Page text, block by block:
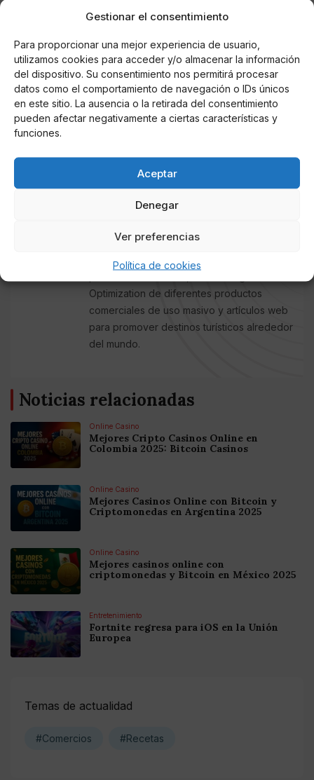
Gestionar el consentimiento
Para proporcionar una mejor experiencia de usuario,
utilizamos cookies para acceder y/o almacenar la información
del dispositivo. Su consentimiento nos permitirá procesar
datos como el comportamiento de navegación o IDs únicos
en este sitio. La ausencia o la retirada del consentimiento
pueden afectar negativamente a ciertas características y
funciones.
Aceptar
Denegar
Ver preferencias
Política de cookies
gordo embutido. En una
cacerolaalargada se pone
cortada. Se rehoga muy dulcemente, se añade un
poco decaldo de polloy se deja cocer, bien cerrada
la cazuela, durante cuarenta o cincuenta minutos.
Maribel Torres
Lic. en Comunicación Social, con
experiencia en medios impresos como
periódicos, revistas y publicaciones
también incluye la redacción de contenidos
web publicitarios para mejorar el
Optimization de diferentes productos
comerciales de uso masivo y artículos web
para promover destinos turísticos alrededor
del mundo.
Noticias relacionadas
Online Casino
Mejores Cripto Casinos Online en
Colombia 2025: Bitcoin Casinos
Online Casino
Mejores Casinos Online con Bitcoin y
Criptomonedas en Argentina 2025
Online Casino
Mejores casinos online con
criptomonedas y Bitcoin en México 2025
Entretenimiento
Fortnite regresa para iOS en la Unión
Europea
Temas de actualidad
#Comercios #Recetas